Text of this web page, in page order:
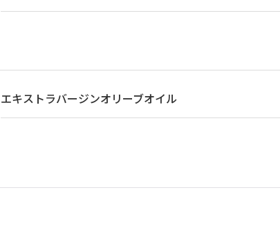
エキストラバージンオリーブオイル